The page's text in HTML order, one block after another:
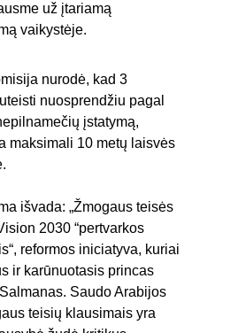
už įtariamą
vaikystėje.
nurodė, kad 3
nuosprendžiu pagal
įstatymą,
maksimali 10 metų laisvės
išvada: „Žmogaus teisės
2030 “pertvarkos
reformos iniciatyva, kuriai
ir karūnuotasis princas
Saudo Arabijos
teisių klausimais yra